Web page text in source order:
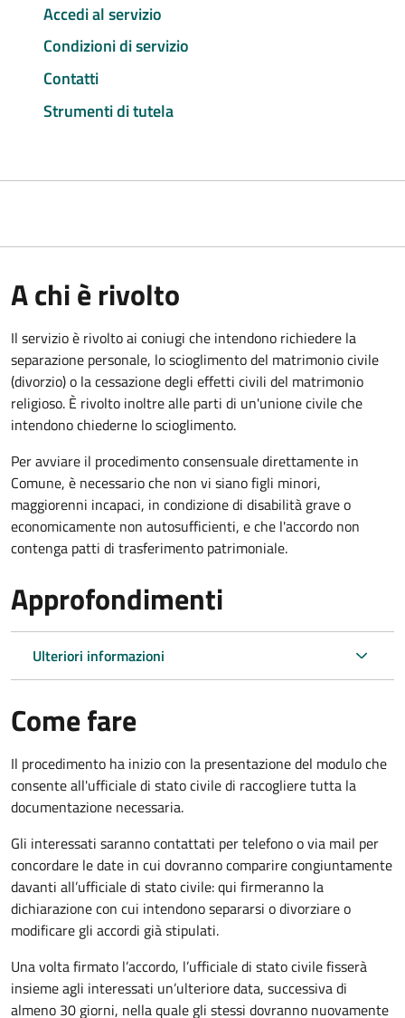
Accedi al servizio
Condizioni di servizio
Contatti
Strumenti di tutela
A chi è rivolto
Il servizio è rivolto ai coniugi che intendono richiedere la
separazione personale, lo scioglimento del matrimonio civile
(divorzio) o la cessazione degli effetti civili del matrimonio
religioso. È rivolto inoltre alle parti di un'unione civile che
intendono chiederne lo scioglimento.
Per avviare il procedimento consensuale direttamente in
Comune, è necessario che non vi siano figli minori,
maggiorenni incapaci, in condizione di disabilità grave o
economicamente non autosufficienti, e che l'accordo non
contenga patti di trasferimento patrimoniale.
Approfondimenti
Ulteriori informazioni
Come fare
Il procedimento ha inizio con la presentazione del modulo che
consente all'ufficiale di stato civile di raccogliere tutta la
documentazione necessaria.
Gli interessati saranno contattati per telefono o via mail per
concordare le date in cui dovranno comparire congiuntamente
davanti all’ufficiale di stato civile: qui firmeranno la
dichiarazione con cui intendono separarsi o divorziare o
modificare gli accordi già stipulati.
Una volta firmato l’accordo, l’ufficiale di stato civile fisserà
insieme agli interessati un’ulteriore data, successiva di
almeno 30 giorni, nella quale gli stessi dovranno nuovamente